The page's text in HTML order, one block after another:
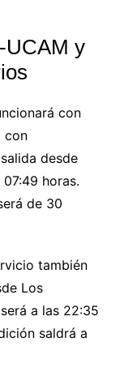
UCAM y
con
con
desde
horas.
de 30
también
Los
a las 22:35
saldrá a